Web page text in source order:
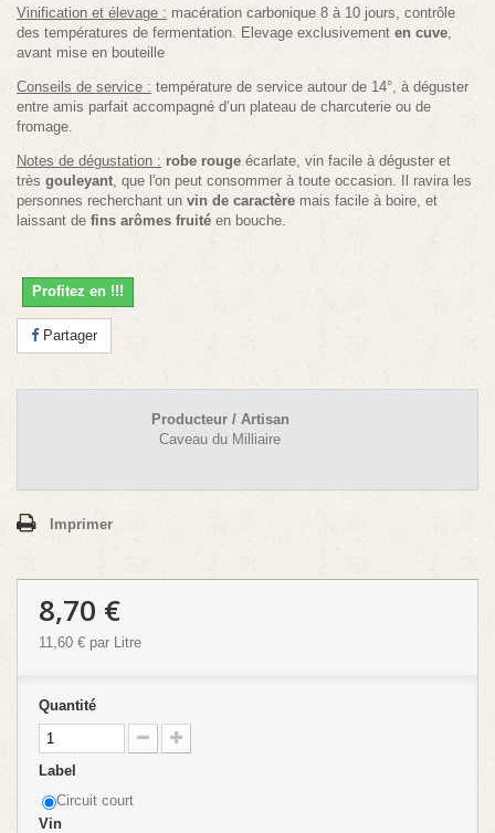
Vinification et élevage : macération carbonique 8 à 10 jours, contrôle
des températures de fermentation. Elevage exclusivement en cuve
avant mise en bouteille
Conseils de service : température de service autour de 14°, à déguster
entre amis parfait accompagné d’un plateau de charcuterie ou de
fromage.
Notes de dégustation : robe rouge écarlate, vin facile à déguster et
très gouleyant , que l'on peut consommer à toute occasion. Il ravira les
personnes recherchant un vin de caractère mais facile à boire, et
laissant de fins arômes fruité en bouche.
Profitez en !!!
Partager
Producteur / Artisan
Caveau du Milliaire
Imprimer
8,70 €
11,60 € par Litre
Quantité
Label
Circuit court
Vin